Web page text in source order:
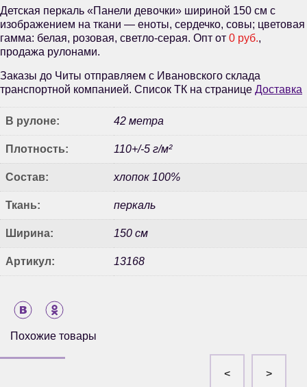
Детская перкаль «Панели девочки» шириной 150 см с
изображением на ткани — еноты, сердечко, совы; цветовая
гамма: белая, розовая, светло-серая. Опт от 0 руб.,
продажа рулонами.
Заказы до Читы отправляем с Ивановского склада
транспортной компанией. Список ТК на странице Доставка
В рулоне: 42 метра
Плотность: 110+/-5 г/м²
Состав: хлопок 100%
Ткань: перкаль
Ширина: 150 см
Артикул: 13168
Похожие товары